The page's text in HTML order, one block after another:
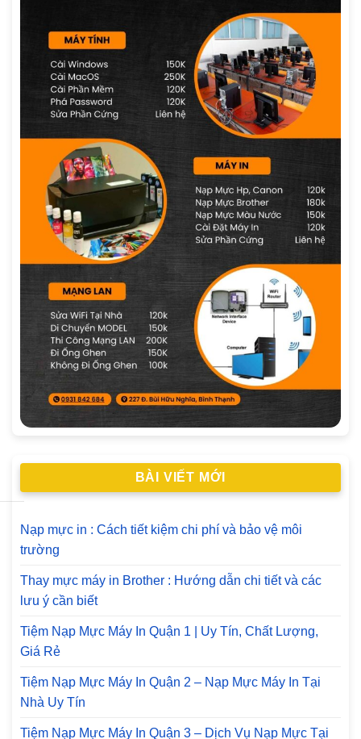
BÀI VIẾT MỚI
Nạp mực in : Cách tiết kiệm chi phí và bảo vệ môi
trường
Thay mực máy in Brother : Hướng dẫn chi tiết và các
lưu ý cần biết
Tiệm Nạp Mực Máy In Quận 1 | Uy Tín, Chất Lượng,
Giá Rẻ
Tiệm Nạp Mực Máy In Quận 2 – Nạp Mực Máy In Tại
Nhà Uy Tín
Tiệm Nạp Mực Máy In Quận 3 – Dịch Vụ Nạp Mực Tại